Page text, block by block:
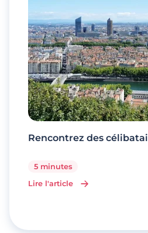
Rencontrez des
5 minutes
Lire l'article